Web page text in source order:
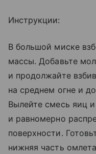
Инструкции:
В большой миске
массы. Добавьте
и продолжайте
на среднем огне и
Вылейте смесь яиц
и равномерно
поверхности.
нижняя часть